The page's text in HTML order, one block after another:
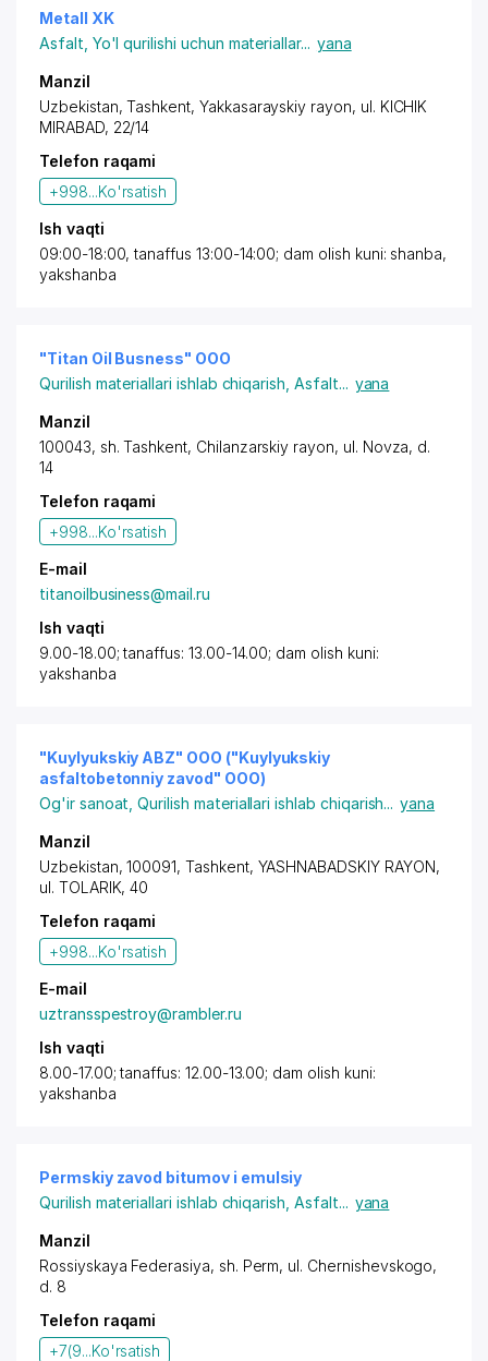
Metall XK
Asfalt Yo'l qurilishi uchun materiallar... yana
Manzil
Uzbekistan, Tashkent, Yakkasarayskiy rayon, ul. KICHIK
MIRABAD, 22/14
Telefon raqami
+998...Ko'rsatish
Ish vaqti
09:00-18:00, tanaffus 13:00-14:00; dam olish kuni: shanba,
yakshanba
"Titan Oil Busness" OOO
Qurilish materiallari ishlab chiqarish ,Asfalt... yana
Manzil
100043, sh. Tashkent, Chilanzarskiy rayon, ul. Novza, d.
14
Telefon raqami
+998...Ko'rsatish
E-mail
titanoilbusiness@mail.ru
Ish vaqti
9.00-18.00; tanaffus: 13.00-14.00; dam olish kuni:
yakshanba
"Kuylyukskiy ABZ" OOO ("Kuylyukskiy
asfaltobetonniy zavod" OOO)
Og'ir sanoat ,Qurilish materiallari ishlab chiqarish... yana
Manzil
Uzbekistan, 100091, Tashkent, YASHNABADSKIY RAYON,
ul. TOLARIK, 40
Telefon raqami
+998...Ko'rsatish
E-mail
uztransspestroy@rambler.ru
Ish vaqti
8.00-17.00; tanaffus: 12.00-13.00; dam olish kuni:
yakshanba
Permskiy zavod bitumov i emulsiy
Qurilish materiallari ishlab chiqarish ,Asfalt... yana
Manzil
Rossiyskaya Federasiya, sh. Perm, ul. Chernishevskogo,
d. 8
Telefon raqami
+7(9...Ko'rsatish